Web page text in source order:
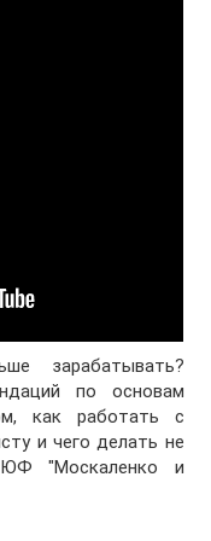
зарабатывать?
по основам
как работать с
и чего делать не
"Москаленко и